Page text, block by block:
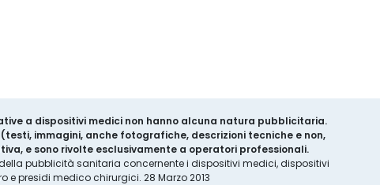
a dispositivi medici non hanno alcuna natura pubblicitaria.
immagini, anche fotografiche, descrizioni tecniche e non,
e sono rivolte esclusivamente a operatori professionali.
pubblicità sanitaria concernente i dispositivi medici, dispositivi
presidi medico chirurgici. 28 Marzo 2013